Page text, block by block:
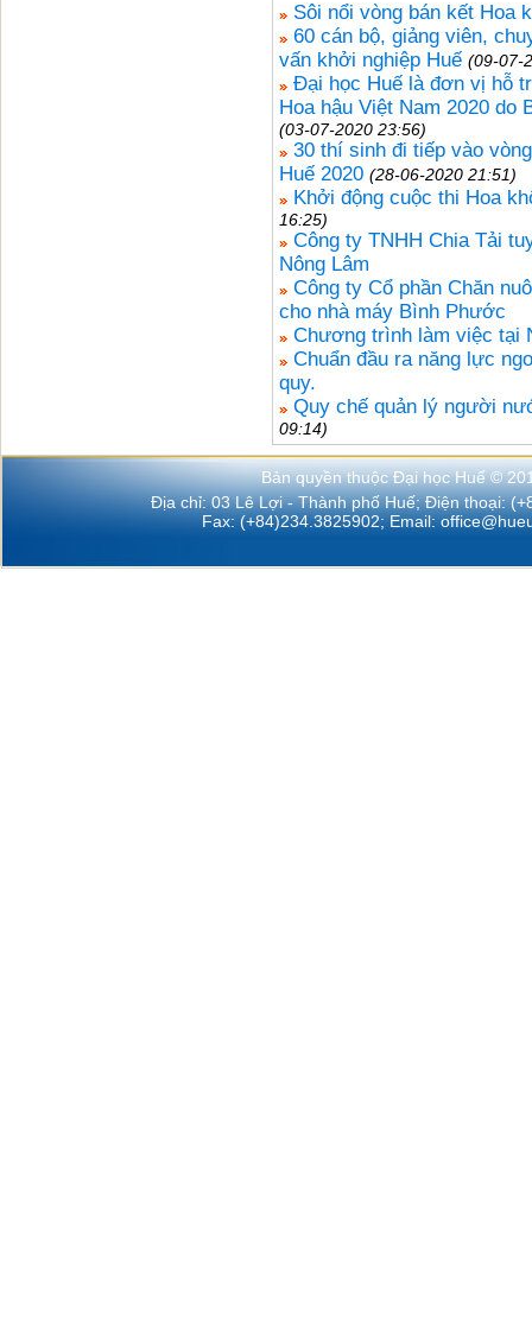
Sôi nổi vòng bán kết Hoa
60 cán bộ, giảng viên,
vấn khởi nghiệp Huế (09-07-
Đại học Huế là đơn vị hỗ
Hoa hậu Việt Nam 2020 do
(03-07-2020 23:56)
30 thí sinh đi tiếp vào
Huế 2020 (28-06-2020 21:51)
Khởi động cuộc thi Hoa
16:25)
Công ty TNHH Chia Tải
Nông Lâm
Công ty Cổ phần Chăn
cho nhà máy Bình Phước
Chương trình làm việc tại
Chuẩn đầu ra năng lực
quy.
Quy chế quản lý người
09:14)
Bản quyền thuộc Đại học Huế ©
Địa chỉ: 03 Lê Lợi - Thành phố Huế; Điện thoại:
Fax: (+84)234.3825902; Email: